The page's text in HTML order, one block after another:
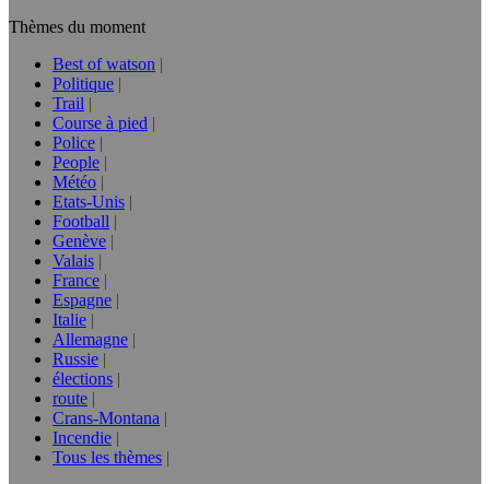
Thèmes du moment
Best of watson
Politique
Trail
Course à pied
Police
People
Météo
Etats-Unis
Football
Genève
Valais
France
Espagne
Italie
Allemagne
Russie
élections
route
Crans-Montana
Incendie
Tous les thèmes